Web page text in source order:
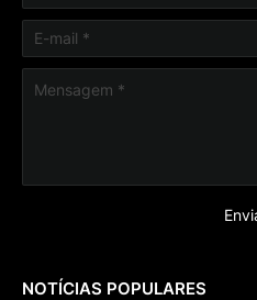
NOTÍCIAS POPULARES